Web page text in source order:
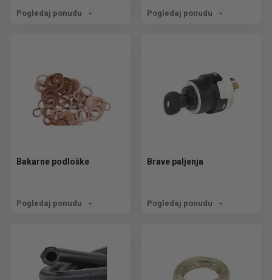
Pogledaj ponudu Pogledaj ponudu
Bakarne podloške
Pogledaj ponudu
Brave paljenja
Pogledaj ponudu